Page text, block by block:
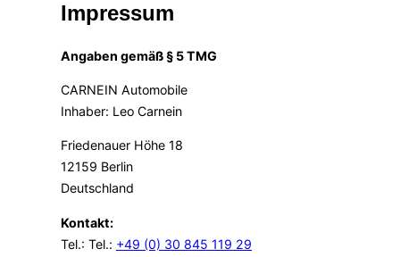
Navigation
umschalten
Impressum
Angaben gemäß § 5 TMG
CARNEIN Automobile
Inhaber: Leo Carnein
Friedenauer Höhe 18
12159 Berlin
Deutschland
Kontakt:
Tel.: Tel.: +49 (0) 30 845 119 29